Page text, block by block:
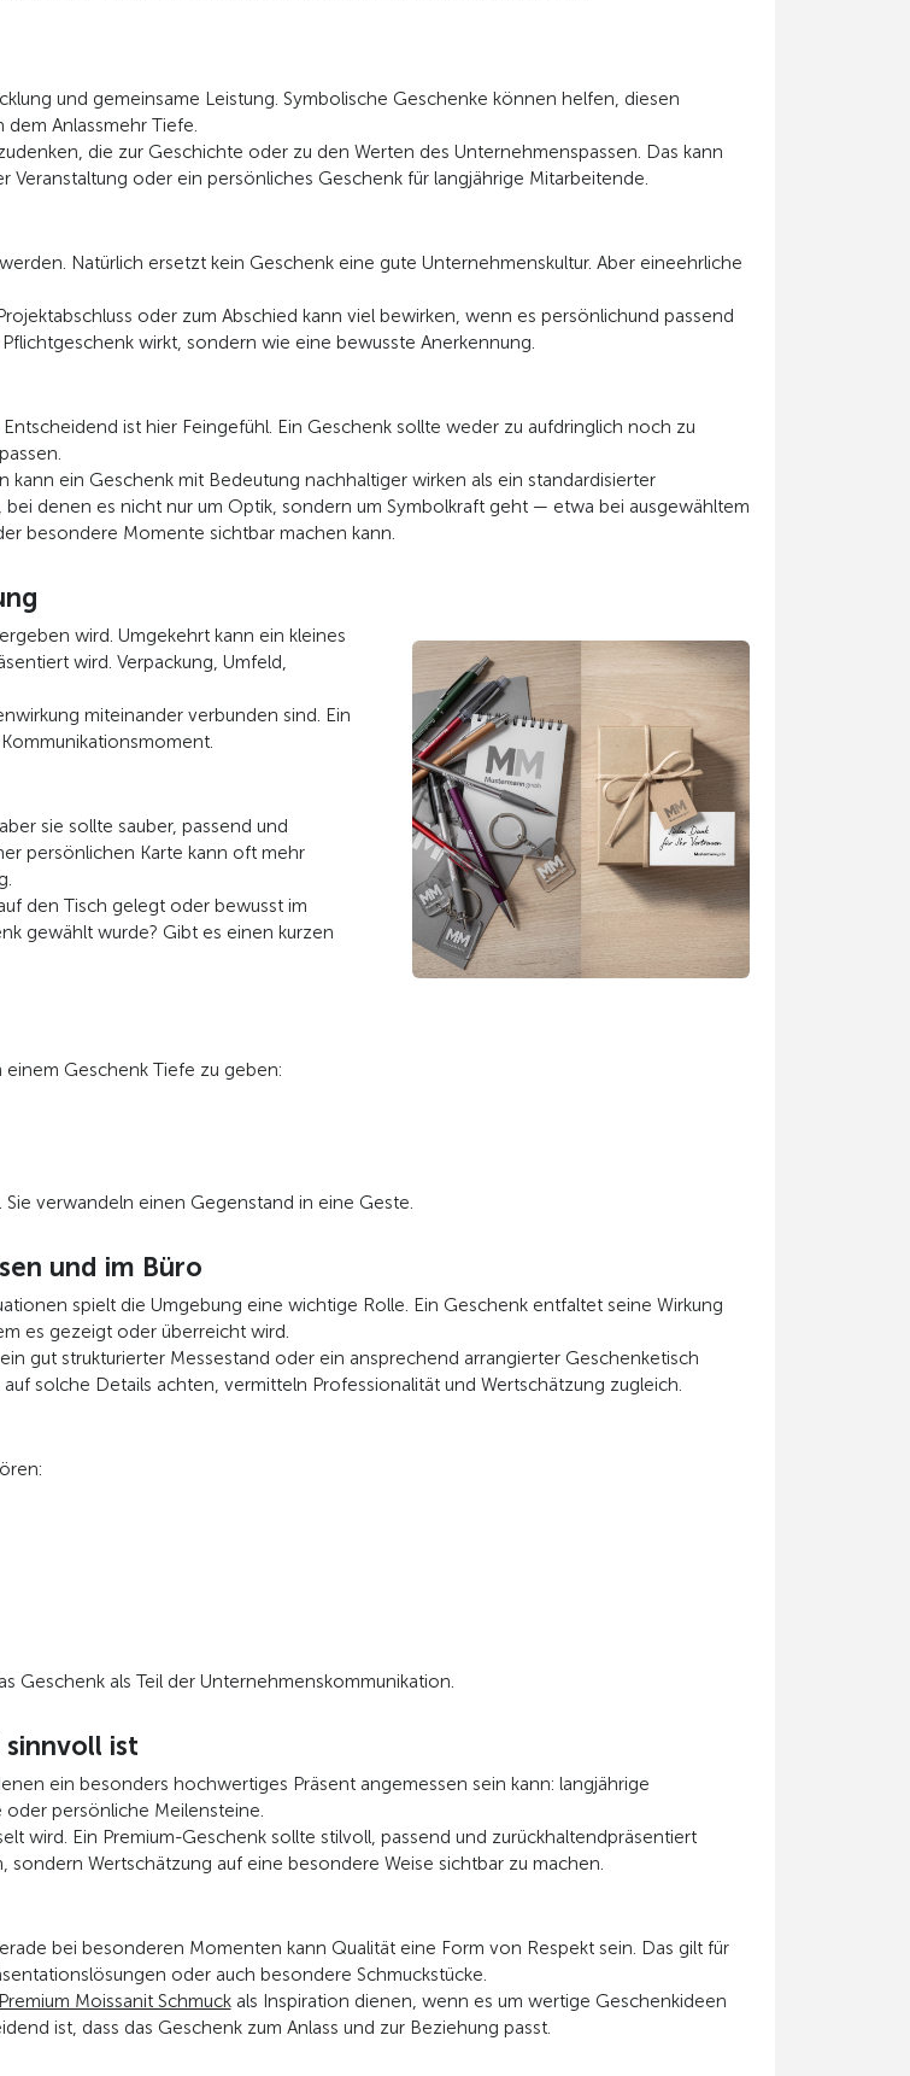
und gemeinsame Leistung. Symbolische Geschenke können helfen, diesen
Anlassmehr Tiefe.
die zur Geschichte oder zu den Werten des Unternehmenspassen. Das kann
oder ein persönliches Geschenk für langjährige Mitarbeitende.
Natürlich ersetzt kein Geschenk eine gute Unternehmenskultur. Aber eineehrliche
oder zum Abschied kann viel bewirken, wenn es persönlichund passend
wirkt, sondern wie eine bewusste Anerkennung.
ist hier Feingefühl. Ein Geschenk sollte weder zu aufdringlich noch zu
ein Geschenk mit Bedeutung nachhaltiger wirken als ein standardisierter
denen es nicht nur um Optik, sondern um Symbolkraft geht — etwa bei ausgewähltem
besondere Momente sichtbar machen kann.
wird. Umgekehrt kann ein kleines
wird. Verpackung, Umfeld,
miteinander verbunden sind. Ein
sie sollte sauber, passend und
persönlichen Karte kann oft mehr
den Tisch gelegt oder bewusst im
gewählt wurde? Gibt es einen kurzen
Geschenk Tiefe zu geben:
verwandeln einen Gegenstand in eine Geste.
und im Büro
spielt die Umgebung eine wichtige Rolle. Ein Geschenk entfaltet seine Wirkung
es gezeigt oder überreicht wird.
gut strukturierter Messestand oder ein ansprechend arrangierter Geschenketisch
solche Details achten, vermitteln Professionalität und Wertschätzung zugleich.
Geschenk als Teil der Unternehmenskommunikation.
ist
ein besonders hochwertiges Präsent angemessen sein kann: langjährige
oder persönliche Meilensteine.
wird. Ein Premium-Geschenk sollte stilvoll, passend und zurückhaltendpräsentiert
Wertschätzung auf eine besondere Weise sichtbar zu machen.
bei besonderen Momenten kann Qualität eine Form von Respekt sein. Das gilt für
oder auch besondere Schmuckstücke.
Premium Moissanit Schmuckals Inspiration dienen, wenn es um wertige Geschenkideen
ist, dass das Geschenk zum Anlass und zur Beziehung passt.